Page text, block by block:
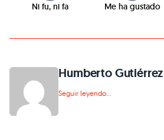
Ni fu, ni fa Me ha gustado
Humberto Gutiérrez
Seguir leyendo...